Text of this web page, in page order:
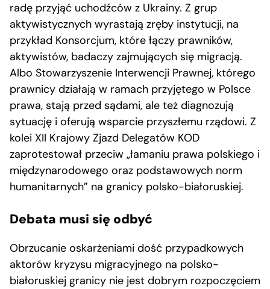
radę przyjąć uchodźców z Ukrainy. Z grup
aktywistycznych wyrastają zręby instytucji, na
przykład Konsorcjum, które łączy prawników,
aktywistów, badaczy zajmujących się migracją.
Albo Stowarzyszenie Interwencji Prawnej, którego
prawnicy działają w ramach przyjętego w Polsce
prawa, stają przed sądami, ale też diagnozują
sytuację i oferują wsparcie przyszłemu rządowi. Z
kolei XII Krajowy Zjazd Delegatów KOD
zaprotestował przeciw „łamaniu prawa polskiego i
międzynarodowego oraz podstawowych norm
humanitarnych” na granicy polsko-białoruskiej.
Debata musi się odbyć
Obrzucanie oskarżeniami dość przypadkowych
aktorów kryzysu migracyjnego na polsko-
białoruskiej granicy nie jest dobrym rozpoczęciem